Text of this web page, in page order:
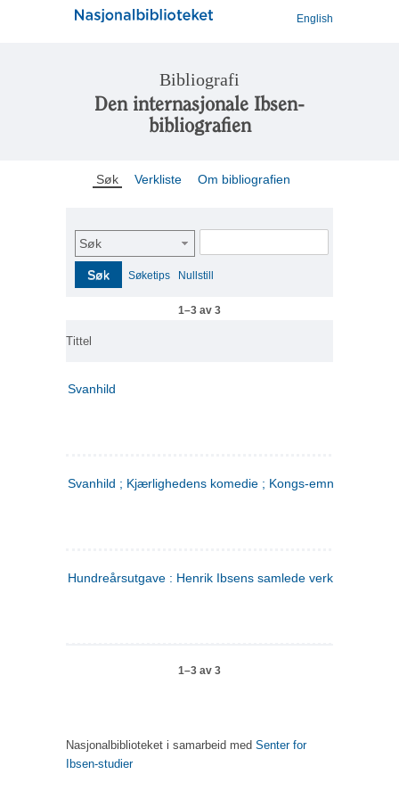
English
Bibliografi
Den internasjonale Ibsen-
bibliografien
Søk Verkliste Om bibliografien
Søk
Søk Søketips Nullstill
1–3 av 3
Tittel
Svanhild
Svanhild ; Kjærlighedens komedie ; Kongs-emnerne
Hundreårsutgave : Henrik Ibsens samlede verker. 4
1–3 av 3
Nasjonalbiblioteket i samarbeid med Senter for
Ibsen-studier